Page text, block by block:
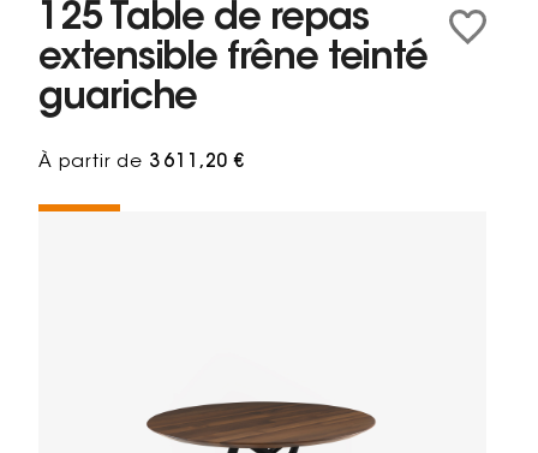
125 Table de repas
extensible frêne teinté
guariche
À partir de 3 611,20 €